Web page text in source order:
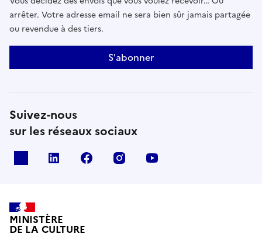
arrêter. Votre adresse email ne sera bien sûr jamais partagée
ou revendue à des tiers.
S'abonner
Suivez-nous
sur les réseaux sociaux
linkedin facebook instagram
MINISTÈRE
DE LA CULTURE